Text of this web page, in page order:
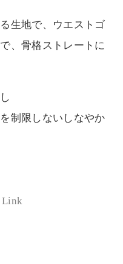
生地で、ウエストゴ
、骨格ストレートに
制限しないしなやか
Link